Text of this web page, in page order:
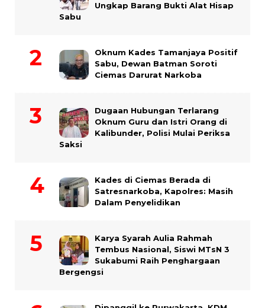
Ungkap Barang Bukti Alat Hisap
Sabu
Oknum Kades Tamanjaya Positif
Sabu, Dewan Batman Soroti
Ciemas Darurat Narkoba
Dugaan Hubungan Terlarang
Oknum Guru dan Istri Orang di
Kalibunder, Polisi Mulai Periksa
Saksi
Kades di Ciemas Berada di
Satresnarkoba, Kapolres: Masih
Dalam Penyelidikan
Karya Syarah Aulia Rahmah
Tembus Nasional, Siswi MTsN 3
Sukabumi Raih Penghargaan
Bergengsi